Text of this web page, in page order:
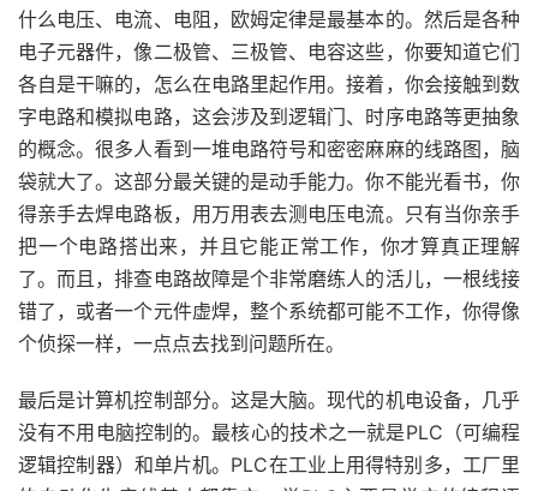
什么电压、电流、电阻，欧姆定律是最基本的。然后是各种
电子元器件，像二极管、三极管、电容这些，你要知道它们
各自是干嘛的，怎么在电路里起作用。接着，你会接触到数
字电路和模拟电路，这会涉及到逻辑门、时序电路等更抽象
的概念。很多人看到一堆电路符号和密密麻麻的线路图，脑
袋就大了。这部分最关键的是动手能力。你不能光看书，你
得亲手去焊电路板，用万用表去测电压电流。只有当你亲手
把一个电路搭出来，并且它能正常工作，你才算真正理解
了。而且，排查电路故障是个非常磨练人的活儿，一根线接
错了，或者一个元件虚焊，整个系统都可能不工作，你得像
个侦探一样，一点点去找到问题所在。
最后是计算机控制部分。这是大脑。现代的机电设备，几乎
没有不用电脑控制的。最核心的技术之一就是PLC（可编程
逻辑控制器）和单片机。PLC在工业上用得特别多，工厂里